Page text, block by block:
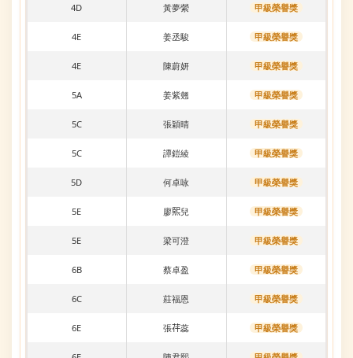
4D 黃夢縈 甲級榮譽獎
4E 姜丞駿 甲級榮譽獎
4E 陳蔚妍 甲級榮譽獎
5A 姜紫翹 甲級榮譽獎
5C 張穎晴 甲級榮譽獎
5C 譚鎧綾 甲級榮譽獎
5D 何卓咏 甲級榮譽獎
5E 廖𤋮兒 甲級榮譽獎
5E 梁可澄 甲級榮譽獎
6B 蔡卓盈 甲級榮譽獎
6C 莊福恩 甲級榮譽獎
6E 張𦭛蕊 甲級榮譽獎